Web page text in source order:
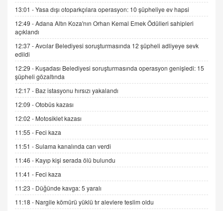
İNCİ GÜL AKÖL
06.07.2026 13:00
ADEM AKÖL
Esed Destekçilerinin Yüzüne Vurulan Şamar:
Sednaya
11.12.2024 12:30
DR. EKREM ASLAN
Gerçek Ne, Algı Ne? "Beraber Yürüyoruz"
Cümlesinin Peşinden
19.07.2025 12:45
GÖNÜL MENEKŞE
Şifacının Yolu
04.11.2025 12:56
13:01 -Yasa dışı otoparkçılara operasyon: 10 şüpheliye ev hapsi
12:49 -Adana Altın Koza'nın Orhan Kemal Emek Ödülleri sahipleri
açıklandı
12:37 -Avcılar Belediyesi soruşturmasında 12 şüpheli adliyeye sevk
edildi
12:29 - Kuşadası Belediyesi soruşturmasında operasyon genişledi: 15
şüpheli gözaltında
12:17 - Baz istasyonu hırsızı yakalandı
12:09 -Otobüs kazası
12:02 - Motosiklet kazası
11:55 - Feci kaza
11:51 -Sulama kanalında can verdi
11:46 - Kayıp kişi serada ölü bulundu
11:41 - Feci kaza
11:23 - Düğünde kavga: 5 yaralı
11:18 - Nargile kömürü yüklü tır alevlere teslim oldu